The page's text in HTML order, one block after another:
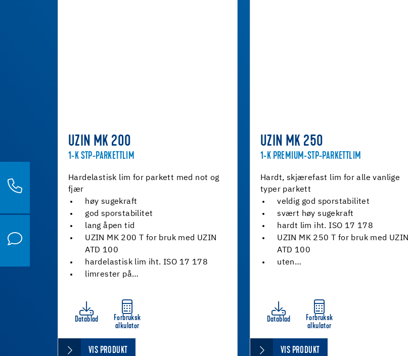
UZIN MK 200
1-K STP-PARKETTLIM
Hardelastisk lim for parkett med not og
fjær
høy sugekraft
god sporstabilitet
lang åpen tid
UZIN MK 200 T for bruk med UZIN
ATD 100
hardelastisk lim iht. ISO 17 178
limrester på…
Datablad
Forbruksk
alkulator
VIS PRODUKT
UZIN MK 250
1-K PREMIUM-STP-PARKETTLIM
Hardt, skjærefast lim for alle vanlige
typer parkett
veldig god sporstabilitet
svært høy sugekraft
hardt lim iht. ISO 17 178
UZIN MK 250 T for bruk med UZIN
ATD 100
uten…
Datablad
Forbruksk
alkulator
VIS PRODUKT